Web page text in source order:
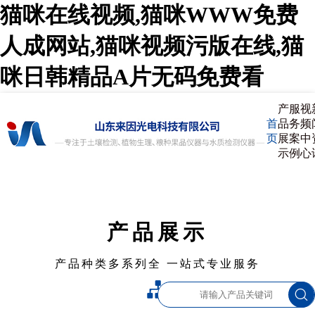
猫咪在线视频,猫咪WWW免费
人成网站,猫咪视频污版在线,猫
咪日韩精品A片无码免费看
首
页
产
品
展
示
服
务
案
例
视
频
中
心
产品展示
产品种类多系列全 一站式专业服务